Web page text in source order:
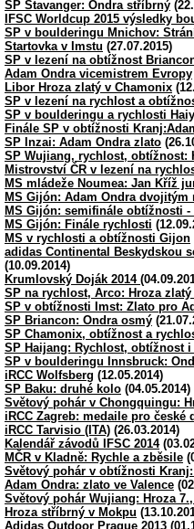
SP Stavanger: Ondra stříbrný
IFSC Worldcup 2015 výsledky
SP v boulderingu Mnichov:
Startovka v Imstu (27.07.2015)
SP v lezení na obtížnost
Adam Ondra vicemistrem Evropy
Libor Hroza zlatý v Chamonix
SP v lezení na rychlost a
SP v boulderingu a rychlosti
Finále SP v obtížnosti
SP Inzai: Adam Ondra zlato
SP Wujiang, rychlost, obtížnost:
Mistrovství ČR v lezení na
MS mládeže Noumea: Jan Kříž
MS Gijón: Adam Ondra dvojitým
MS Gijón: semifinále obtížnosti -
MS Gijón: Finále rychlosti
MS v rychlosti a obtížnosti Gijon
adidas Continental Beskydskou
(10.09.2014)
Krumlovský Doják 2014
SP na rychlost, Arco: Hroza
SP v obtížnosti Imst: Zlato pro
SP Briancon: Ondra osmý
SP Chamonix, obtížnost a
SP Haijang: Rychlost, obtížnost
SP v boulderingu Innsbruck:
iRCC Wolfsberg (12.05.2014)
SP Baku: druhé kolo (04.05.2014)
Světový pohár v Chongquingu:
iRCC Zagreb: medaile pro české
iRCC Tarvisio (ITA) (26.03.2014)
Kalendář závodů IFSC 2014
MČR v Kladně: Rychle a zběsile
Světový pohár v obtížnosti
Adam Ondra: zlato ve Valence
Světový pohár Wujiang: Hroza
Hroza stříbrný v Mokpu
Adidas Outdoor Prague 2013